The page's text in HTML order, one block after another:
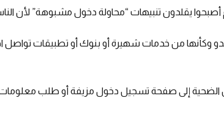
أصبحوا يقلدون تنبيهات “محاولة دخول مشبوهة” لأن
وكأنها من خدمات شهيرة أو بنوك أو تطبيقات تواصل
الضحية إلى صفحة تسجيل دخول مزيفة أو طلب